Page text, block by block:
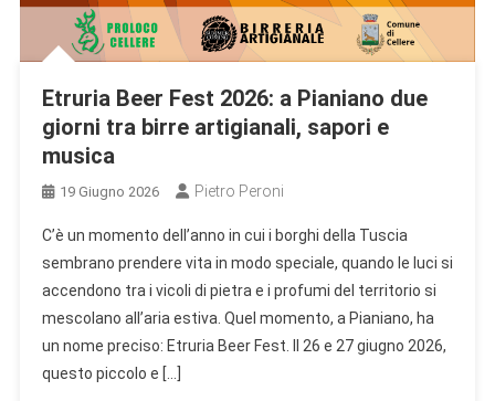
Etruria Beer Fest 2026: a Pianiano due
giorni tra birre artigianali, sapori e
musica
19 Giugno 2026 Pietro Peroni
C’è un momento dell’anno in cui i borghi della Tuscia
sembrano prendere vita in modo speciale, quando le luci si
accendono tra i vicoli di pietra e i profumi del territorio si
mescolano all’aria estiva. Quel momento, a Pianiano, ha
un nome preciso: Etruria Beer Fest. Il 26 e 27 giugno 2026,
questo piccolo e […]